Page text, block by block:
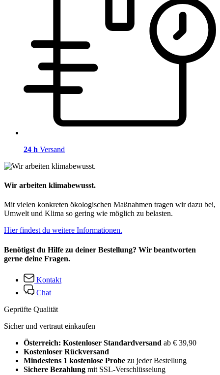
24 h Versand
Wir arbeiten klimabewusst.
Mit vielen konkreten ökologischen Maßnahmen tragen wir dazu bei,
Umwelt und Klima so gering wie möglich zu belasten.
Hier findest du weitere Informationen.
Benötigst du Hilfe zu deiner Bestellung? Wir beantworten
gerne deine Fragen.
Kontakt
Chat
Geprüfte Qualität
Sicher und vertraut einkaufen
Österreich: Kostenloser Standardversand ab € 39,90
Kostenloser Rückversand
Mindestens 1 kostenlose Probe zu jeder Bestellung
Sichere Bezahlung mit SSL-Verschlüsselung